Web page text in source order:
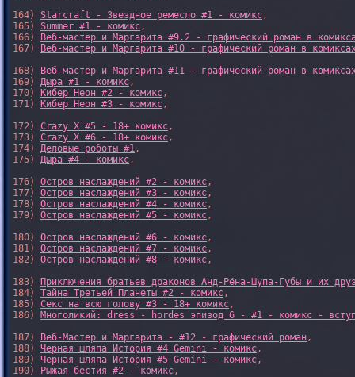
164) Starcraft - Звездное ремесло #1 - комикс,
165) Summer #1 - комикс,
166)
Веб-мастер и Маргарита #9.2 - графический роман в
167)
Веб-мастер и Маргарита #10 - графический роман в
168)
Веб-мастер и Маргарита #11 - графический роман в
169) Дыра #1 - комикс,
170)
Кибер Неон #2 - комикс,
171)
Кибер Неон #3 - комикс,
172) Crazy X #5 - 18+ комикс,
173) Crazy X #6 - 18+ комикс,
174) Деловые роботы #1,
175) Дыра #4 - комикс,
176) Остров наслаждений #2 - комикс,
177) Остров наслаждений #3 - комикс,
178) Остров наслаждений #4 - комикс,
179) Остров наслаждений #5 - комикс,
180) Остров наслаждений #6 - комикс,
181) Остров наслаждений #7 - комикс,
182) Остров наслаждений #8 - комикс,
183)
Приключения братьев драконов Анд-Рёна-Шупа-Губы и их
184) Тайна Третьей Планеты #2 - комикс,
185) Секс на всю голову #3 - 18+ комикс,
186) Многоликий: dress - hordes эпизод 6 - #1 - комикс -
187)
Веб-Мастер и Маргарита - #12 - графический роман,
188) Черная шляпа История #4 Gemini - комикс,
189) Черная шляпа История #5 Gemini - комикс,
190)
Рыжая бестия #2 - комикс,